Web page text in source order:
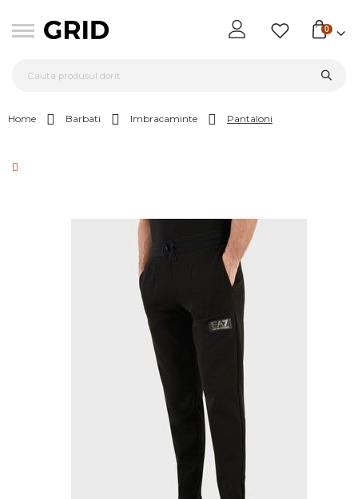
0
Home Barbati Imbracaminte Pantaloni